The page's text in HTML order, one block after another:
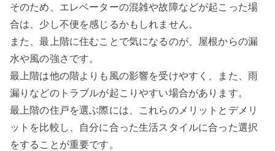
そのため、エレベーターの混雑や故障などが起こった場
合は、少し不便を感じるかもしれません。
また、最上階に住むことで気になるのが、屋根からの漏
水や風の強さです。
最上階は他の階よりも風の影響を受けやすく、また、雨
漏りなどのトラブルが起こりやすい場合があります。
最上階の住戸を選ぶ際には、これらのメリットとデメリ
ットを比較し、自分に合った生活スタイルに合った選択
をすることが重要です。